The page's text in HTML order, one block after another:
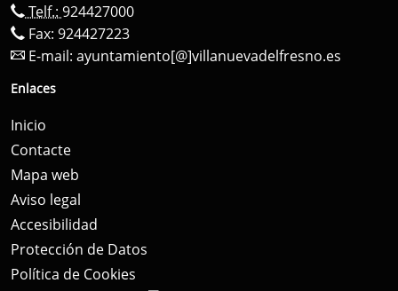
Telf.: 924427000
Fax: 924427223
E-mail: ayuntamiento[@]villanuevadelfresno.es
Enlaces
Inicio
Contacte
Mapa web
Aviso legal
Accesibilidad
Protección de Datos
Política de Cookies